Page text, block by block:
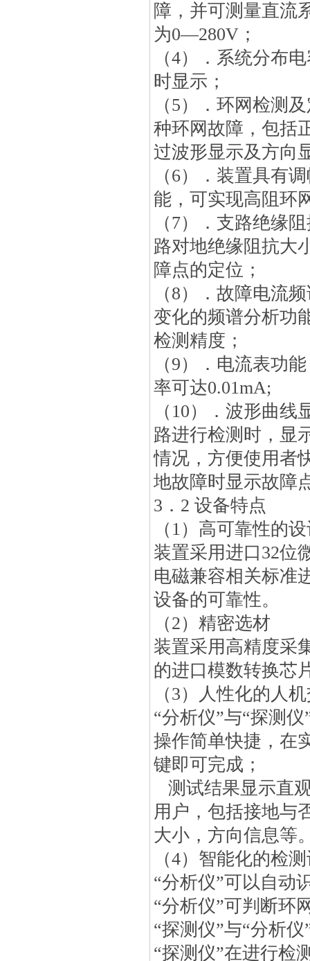
障，并可测量直流
为0—280V；
（4）．系统分布
时显示；
（5）．环网检测
种环网故障，包括
过波形显示及方向
（6）．装置具有
能，可实现高阻环
（7）．支路绝缘
路对地绝缘阻抗大
障点的定位；
（8）．故障电流
变化的频谱分析功
检测精度；
（9）．电流表功
率可达0.01mA;
（10）．波形曲
路进行检测时，显
情况，方便使用者
地故障时显示故障
3．2 设备特点
（1）高可靠性的
装置采用进口32位
电磁兼容相关标准
设备的可靠性。
（2）精密选材
装置采用高精度采
的进口模数转换芯
（3）人性化的人
“分析仪”与“探测
操作简单快捷，在
键即可完成；
测试结果显示直
用户，包括接地与
大小，方向信息等
（4）智能化的检
“分析仪”可以自动
“分析仪”可判断环
“探测仪”与“分析
“探测仪”在进行检